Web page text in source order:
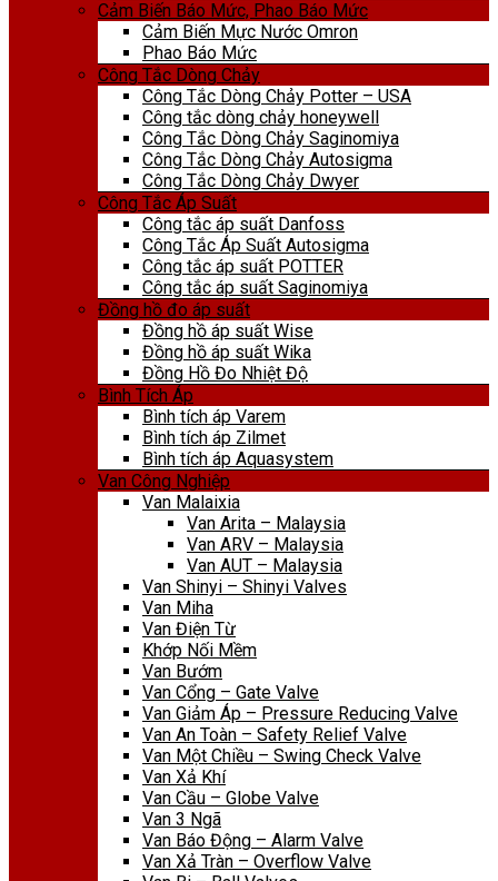
Cảm Biến Báo Mức, Phao Báo Mức
Cảm Biến Mực Nước Omron
Phao Báo Mức
Công Tắc Dòng Chảy
Công Tắc Dòng Chảy Potter – USA
Công tắc dòng chảy honeywell
Công Tắc Dòng Chảy Saginomiya
Công Tắc Dòng Chảy Autosigma
Công Tắc Dòng Chảy Dwyer
Công Tắc Áp Suất
Công tắc áp suất Danfoss
Công Tắc Áp Suất Autosigma
Công tắc áp suất POTTER
Công tắc áp suất Saginomiya
Đồng hồ đo áp suất
Đồng hồ áp suất Wise
Đồng hồ áp suất Wika
Đồng Hồ Đo Nhiệt Độ
Bình Tích Áp
Bình tích áp Varem
Bình tích áp Zilmet
Bình tích áp Aquasystem
Van Công Nghiệp
Van Malaixia
Van Arita – Malaysia
Van ARV – Malaysia
Van AUT – Malaysia
Van Shinyi – Shinyi Valves
Van Miha
Van Điện Từ
Khớp Nối Mềm
Van Bướm
Van Cổng – Gate Valve
Van Giảm Áp – Pressure Reducing Valve
Van An Toàn – Safety Relief Valve
Van Một Chiều – Swing Check Valve
Van Xả Khí
Van Cầu – Globe Valve
Van 3 Ngã
Van Báo Động – Alarm Valve
Van Xả Tràn – Overflow Valve